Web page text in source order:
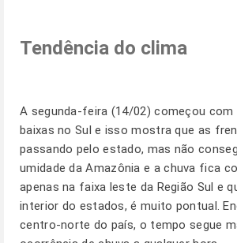
Tendência do clima
A segunda-feira (14/02) começou
baixas no Sul e isso mostra que as
passando pelo estado, mas não
umidade da Amazônia e a chuva fica
apenas na faixa leste da Região Sul e
interior do estados, é muito pontual.
centro-norte do país, o tempo segue